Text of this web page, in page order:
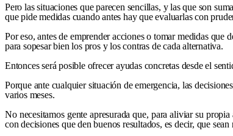
Pero las situaciones que parecen sencillas, y las que son
que pide medidas cuando antes hay que evaluarlas con
Por eso, antes de emprender acciones o tomar medidas
para sopesar bien los pros y los contras de cada alternativa.
Entonces será posible ofrecer ayudas concretas desde el
Porque ante cualquier situación de emergencia, las
varios meses.
No necesitamos gente apresurada que, para aliviar su
con decisiones que den buenos resultados, es decir, que